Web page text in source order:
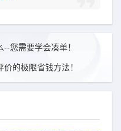
--您需要学会凑单！
价的极限省钱方法！